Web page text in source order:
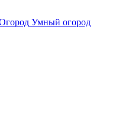
Умный огород